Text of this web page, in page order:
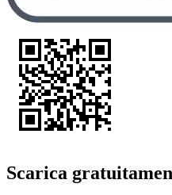
Scarica